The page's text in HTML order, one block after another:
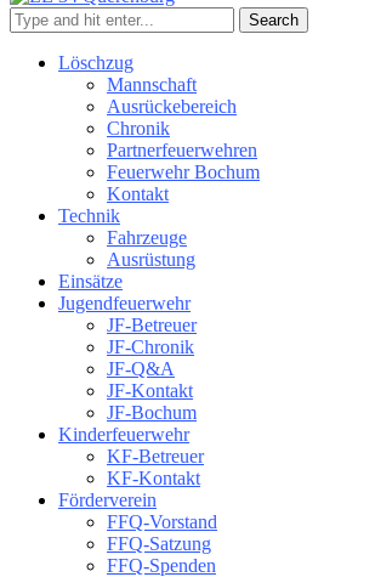
Search
Löschzug
Mannschaft
Ausrückebereich
Chronik
Partnerfeuerwehren
Feuerwehr Bochum
Kontakt
Technik
Fahrzeuge
Ausrüstung
Einsätze
Jugendfeuerwehr
JF-Betreuer
JF-Chronik
JF-Q&A
JF-Kontakt
JF-Bochum
Kinderfeuerwehr
KF-Betreuer
KF-Kontakt
Förderverein
FFQ-Vorstand
FFQ-Satzung
FFQ-Spenden